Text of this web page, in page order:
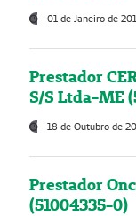
01 de Janeiro de
Prestador
S/S Ltda-ME
18 de Outubro de
Prestador
(51004335-0)